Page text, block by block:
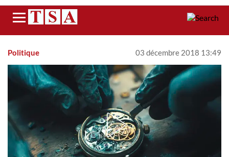
Menu
Politique 03 décembre 2018 13:49